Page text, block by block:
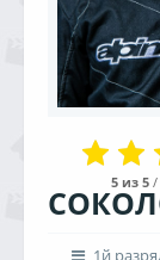
5из 5/
1й